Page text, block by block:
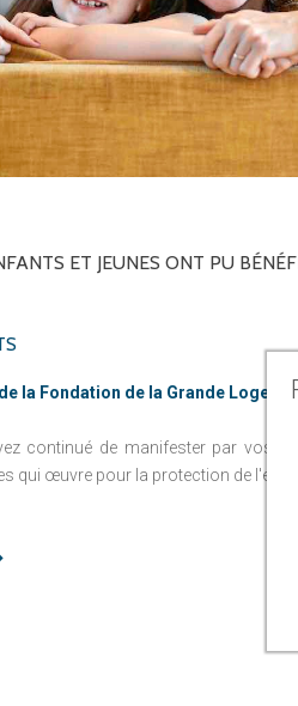
ET JEUNES ONT PU
la Fondation de la Grande Loge
continué de manifester par vos
qui œuvre pour la protection de